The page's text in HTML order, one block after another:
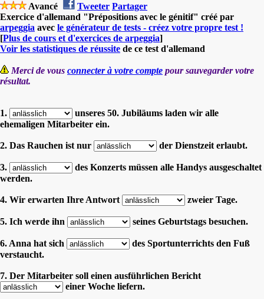
Avancé Tweeter Partager
Exercice d'allemand "Prépositions avec le génitif" créé par
arpeggia avec le générateur de tests - créez votre propre test !
[Plus de cours et d'exercices de arpeggia]
Voir les statistiques de réussite de ce test d'allemand
Merci de vous connecter à votre compte pour sauvegarder votre
résultat.
1.
unseres 50. Jubiläums laden wir alle
ehemaligen Mitarbeiter ein.
2. Das Rauchen ist nur der Dienstzeit erlaubt.
3.
des Konzerts müssen alle Handys ausgeschaltet
werden.
4. Wir erwarten Ihre Antwort zweier Tage.
5. Ich werde ihn seines Geburtstags besuchen.
6. Anna hat sich
des Sportunterrichts den Fuß
verstaucht.
7. Der Mitarbeiter soll einen ausführlichen Bericht
einer Woche liefern.